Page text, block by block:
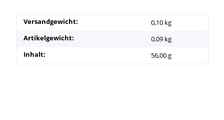
Versandgewicht:
0,10 kg
Artikelgewicht:
0,09 kg
Inhalt:
56,00 g